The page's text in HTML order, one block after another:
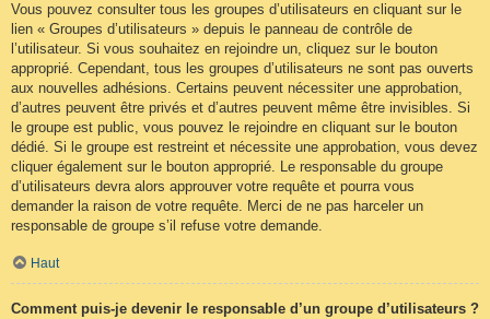
Vous pouvez consulter tous les groupes d’utilisateurs en cliquant sur le
lien « Groupes d’utilisateurs » depuis le panneau de contrôle de
l’utilisateur. Si vous souhaitez en rejoindre un, cliquez sur le bouton
approprié. Cependant, tous les groupes d’utilisateurs ne sont pas ouverts
aux nouvelles adhésions. Certains peuvent nécessiter une approbation,
d’autres peuvent être privés et d’autres peuvent même être invisibles. Si
le groupe est public, vous pouvez le rejoindre en cliquant sur le bouton
dédié. Si le groupe est restreint et nécessite une approbation, vous devez
cliquer également sur le bouton approprié. Le responsable du groupe
d’utilisateurs devra alors approuver votre requête et pourra vous
demander la raison de votre requête. Merci de ne pas harceler un
responsable de groupe s’il refuse votre demande.
Haut
Comment puis-je devenir le responsable d’un groupe d’utilisateurs ?